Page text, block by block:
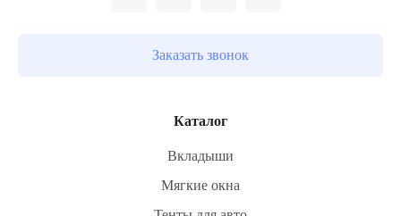
Каталог
Вкладыши
Мягкие окна
Заказать звонок